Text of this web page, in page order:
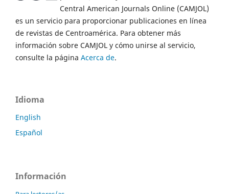
Central American Journals Online (CAMJOL)
es un servicio para proporcionar publicaciones en línea
de revistas de Centroamérica. Para obtener más
información sobre CAMJOL y cómo unirse al servicio,
consulte la página Acerca de.
Idioma
English
Español
Información